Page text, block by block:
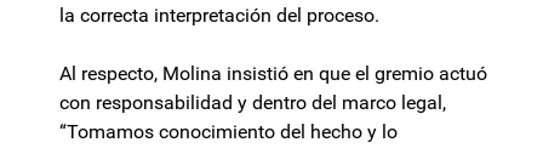
la correcta interpretación del proceso.
Al respecto, Molina insistió en que el gremio actuó
con responsabilidad y dentro del marco legal,
“Tomamos conocimiento del hecho y lo